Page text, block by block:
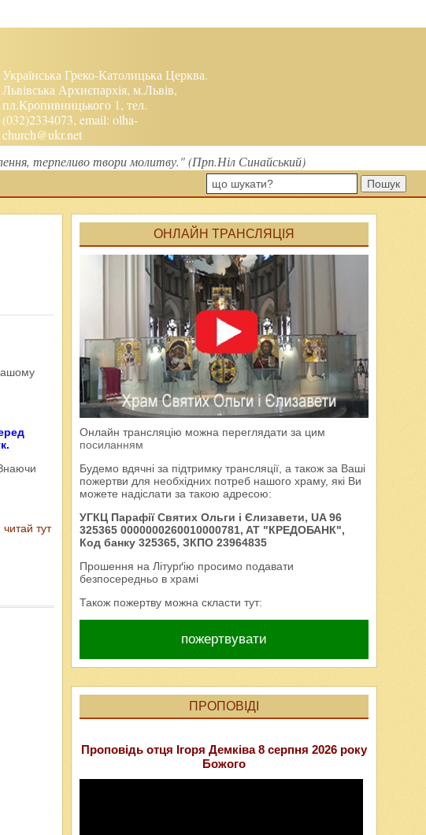
Українська Греко-Католицька Церква.
Львівська Архиєпархія, м.Львів,
пл.Кропивницького 1, тел.
(032)2334073, email:olha-
church@ukr.net
терпеливо твори молитву." (Прп.Ніл Синайський)
Пошук
читай тут
ОНЛАЙН ТРАНСЛЯЦІЯ
Онлайн трансляцію можна переглядати за цим
посиланням
Будемо вдячні за підтримку трансляції, а також за Ваші
пожертви для необхідних потреб нашого храму, які Ви
можете надіслати за такою адресою:
УГКЦ Парафії Святих Ольги і Єлизавети, UA 96
325365 0000000260010000781, AT "КРЕДОБАНК",
Код банку 325365, ЗКПО 23964835
Прошення на Літурґію просимо подавати
безпосередньо в храмі
Також пожертву можна скласти тут:
пожертвувати
ПРОПОВІДІ
Проповідь отця Ігоря Демківа 8 серпня 2026 року
Божого